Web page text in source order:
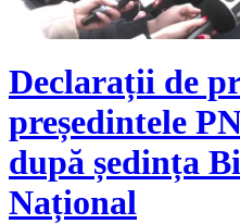
Declarații de
președintele
după ședința
Național